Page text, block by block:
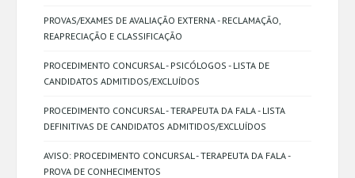
PROVAS/EXAMES DE AVALIAÇÃO EXTERNA - RECLAMAÇÃO,
REAPRECIAÇÃO E CLASSIFICAÇÃO
PROCEDIMENTO CONCURSAL - PSICÓLOGOS - LISTA DE
CANDIDATOS ADMITIDOS/EXCLUÍDOS
PROCEDIMENTO CONCURSAL - TERAPEUTA DA FALA - LISTA
DEFINITIVAS DE CANDIDATOS ADMITIDOS/EXCLUÍDOS
AVISO: PROCEDIMENTO CONCURSAL - TERAPEUTA DA FALA -
PROVA DE CONHECIMENTOS